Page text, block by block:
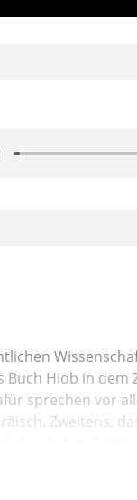
Buch Hiob in
sprechen vor
Zweitens,